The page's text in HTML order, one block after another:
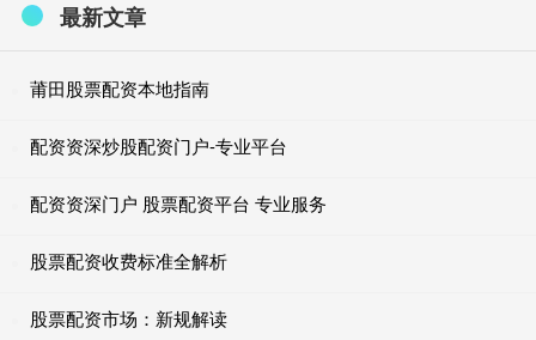
最新文章
莆田股票配资本地指南
配资资深炒股配资门户-专业平台
配资资深门户 股票配资平台 专业服务
股票配资收费标准全解析
股票配资市场：新规解读